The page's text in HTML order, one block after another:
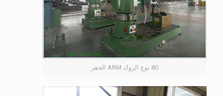
80 نوع الروك ARM الحفر